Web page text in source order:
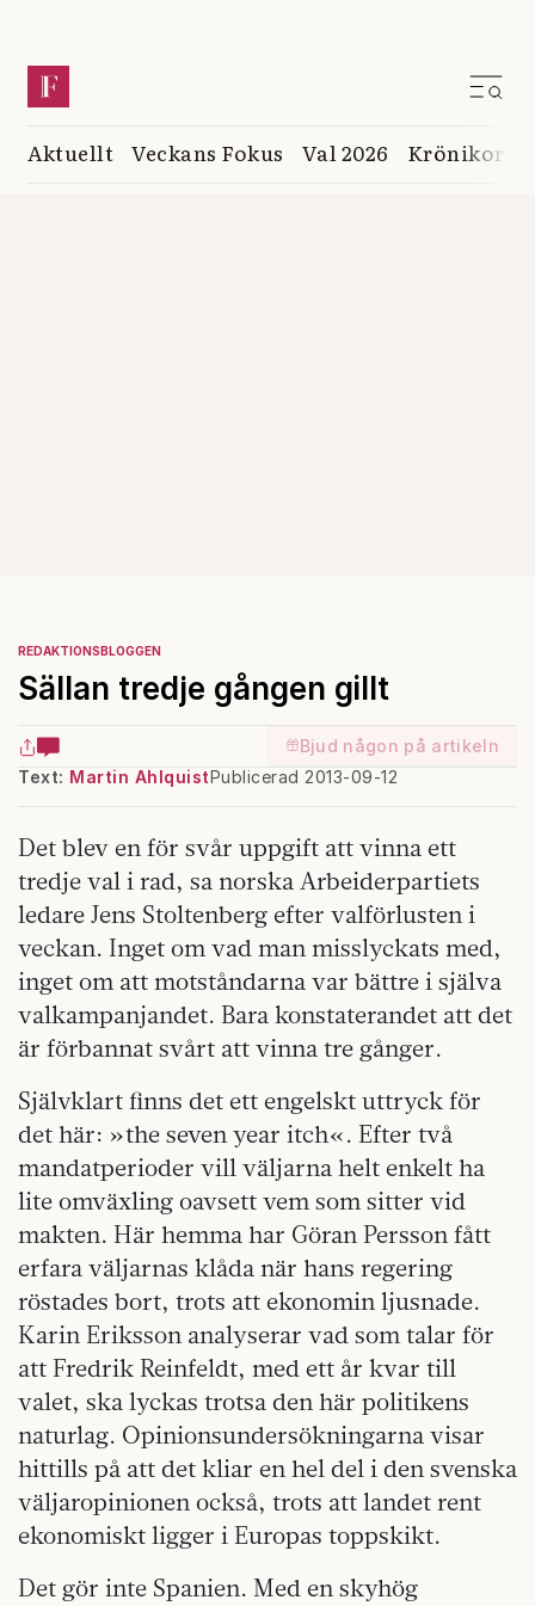
Aktuellt Veckans Fokus Val 2026 Krönikor
REDAKTIONSBLOGGEN
Sällan tredje gången gillt
Bjud någon på artikeln
Text: Martin AhlquistPublicerad 2013-09-12
Det blev en för svår uppgift att vinna ett
tredje val i rad, sa norska Arbeiderpartiets
ledare Jens Stoltenberg efter valförlusten i
veckan. Inget om vad man misslyckats med,
inget om att motståndarna var bättre i själva
valkampanjandet. Bara konstaterandet att det
är förbannat svårt att vinna tre gånger.
Självklart finns det ett engelskt uttryck för
det här: »the seven year itch«. Efter två
mandatperioder vill väljarna helt enkelt ha
lite omväxling oavsett vem som sitter vid
makten. Här hemma har Göran Persson fått
erfara väljarnas klåda när hans regering
röstades bort, trots att ekonomin ljusnade.
Karin Eriksson analyserar vad som talar för
att Fredrik Reinfeldt, med ett år kvar till
valet, ska lyckas trotsa den här politikens
naturlag. Opinionsundersökningarna visar
hittills på att det kliar en hel del i den svenska
väljaropinionen också, trots att landet rent
ekonomiskt ligger i Europas toppskikt.
Det gör inte Spanien. Med en skyhög